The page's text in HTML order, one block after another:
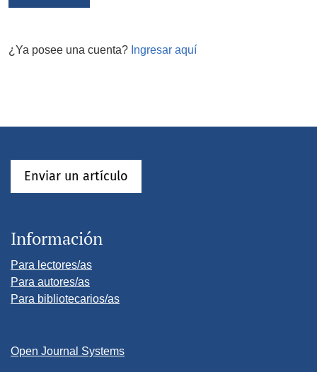
¿Ya posee una cuenta? Ingresar aquí
Enviar un artículo
Información
Para lectores/as
Para autores/as
Para bibliotecarios/as
Open Journal Systems